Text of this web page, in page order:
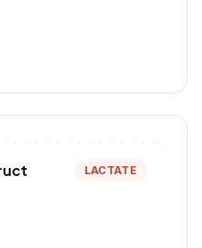
LACTATE